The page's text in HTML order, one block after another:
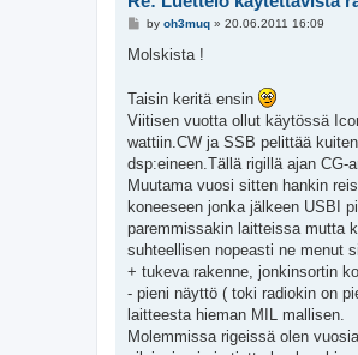
P
s
by oh3muq» 20.06.2011 16:09
Molskista !
Taisin keritä ensin
Viitisen vuotta ollut käytössä
wattiin.CW ja SSB pelittää
dsp:eineen.Tällä rigillä ajan CG-
Muutama vuosi sitten hankin
koneeseen jonka jälkeen USBI
paremmissakin laitteissa mutta
suhteellisen nopeasti ne menut
+ tukeva rakenne, jonkinsortin
- pieni näyttö ( toki radiokin on
laitteesta hieman MIL mallisen.
Molemmissa rigeissä olen